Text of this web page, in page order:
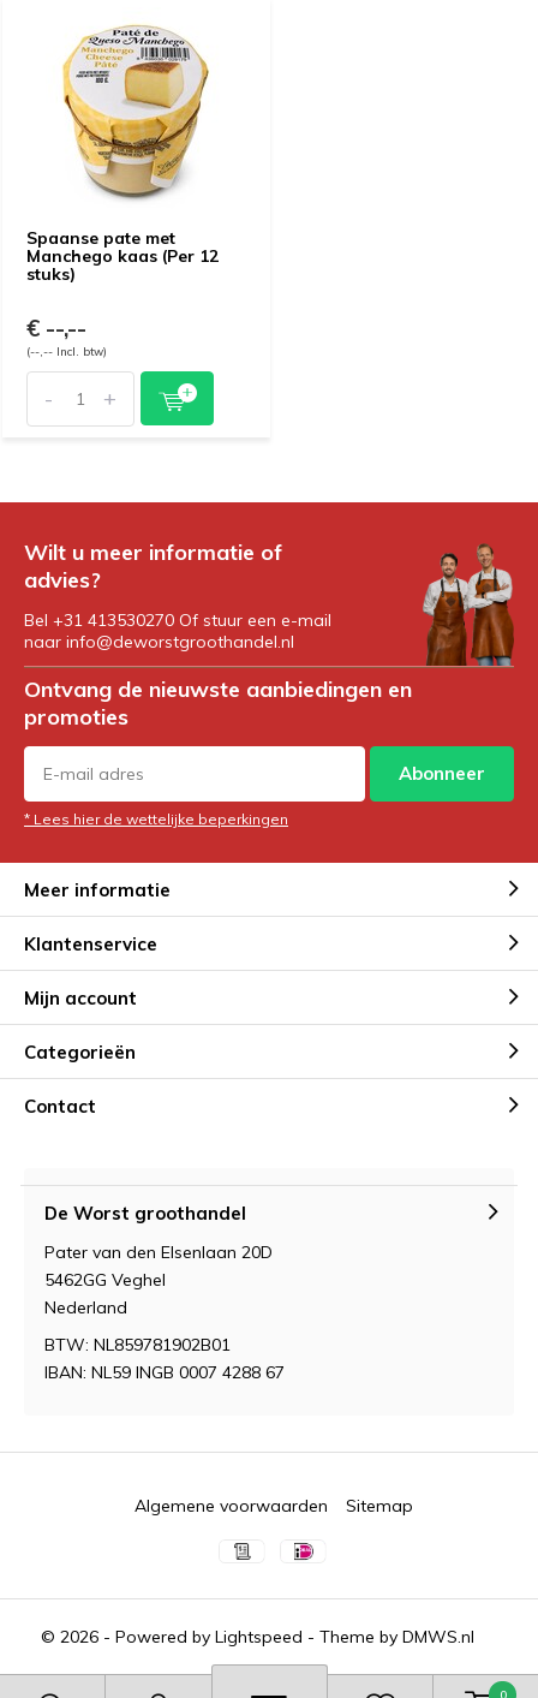
Spaanse pate met
Manchego kaas (Per 12
stuks)
€ --,--
(--,-- Incl. btw)
- +
Wilt u meer informatie of
advies?
Bel +31 413530270 Of stuur een e-mail
naar info@deworstgroothandel.nl
Ontvang de nieuwste aanbiedingen en
promoties
Abonneer
* Lees hier de wettelijke beperkingen
Meer informatie
Klantenservice
Mijn account
Categorieën
Contact
De Worst groothandel
Pater van den Elsenlaan 20D
5462GG Veghel
Nederland
BTW: NL859781902B01
IBAN: NL59 INGB 0007 4288 67
© 2026 - Powered by Lightspeed - Theme by DMWS.nl
Algemene voorwaarden Sitemap